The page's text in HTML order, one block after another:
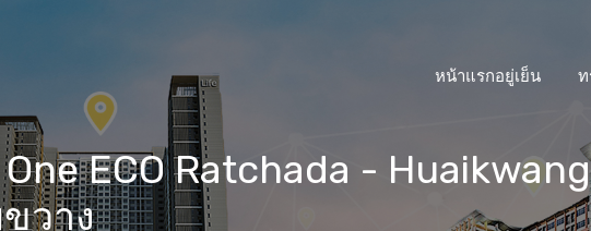
หน้าแรกอยู่เย็น ท
ECO Ratchada -
วาง